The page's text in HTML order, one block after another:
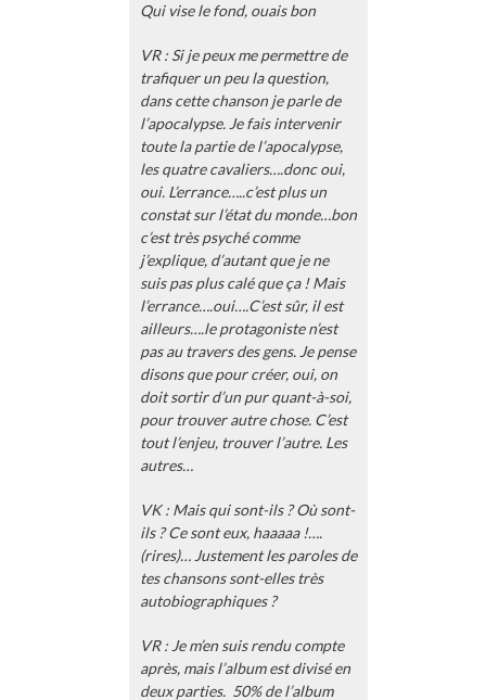
Qui vise le fond, ouais bon
VR : Si je peux me permettre de
trafiquer un peu la question,
dans cette chanson je parle de
l’apocalypse. Je fais intervenir
toute la partie de l’apocalypse,
les quatre cavaliers….donc oui,
oui. L’errance…..c’est plus un
constat sur l’état du monde…bon
c’est très psyché comme
j’explique, d’autant que je ne
suis pas plus calé que ça ! Mais
l’errance….oui….C’est sûr, il est
ailleurs….le protagoniste n’est
pas au travers des gens. Je pense
disons que pour créer, oui, on
doit sortir d’un pur quant-à-soi,
pour trouver autre chose. C’est
tout l’enjeu, trouver l’autre. Les
autres…
VK : Mais qui sont-ils ? Où sont-
ils ? Ce sont eux, haaaaa !….
(rires)… Justement les paroles de
tes chansons sont-elles très
autobiographiques ?
VR : Je m’en suis rendu compte
après, mais l’album est divisé en
deux parties. 50% de l’album